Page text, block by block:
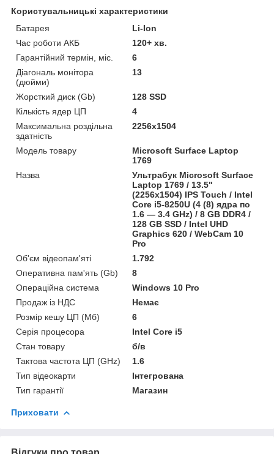
Користувальницькі характеристики
Батарея
Li-Ion
Час роботи АКБ
120+ хв.
Гарантійний термін, міс.
6
Діагональ монітора
(дюйми)
13
Жорсткий диск (Gb)
128 SSD
Кількість ядер ЦП
4
Максимальна роздільна
здатність
2256x1504
Модель товару
Microsoft Surface Laptop
1769
Назва
Ультрабук Microsoft Surface
Laptop 1769 / 13.5"
(2256x1504) IPS Touch / Intel
Core i5-8250U (4 (8) ядра по
1.6 — 3.4 GHz) / 8 GB DDR4 /
128 GB SSD / Intel UHD
Graphics 620 / WebCam 10
Pro
Об'єм відеопам'яті
1.792
Оперативна пам'ять (Gb)
8
Операційна система
Windows 10 Pro
Продаж із НДС
Немає
Розмір кешу ЦП (Мб)
6
Серія процесора
Intel Core i5
Стан товару
б/в
Тактова частота ЦП (GHz)
1.6
Тип відеокарти
Інтегрована
Тип гарантії
Магазин
Приховати